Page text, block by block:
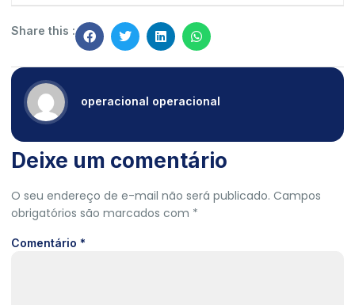
Share this :
operacional operacional
Deixe um comentário
O seu endereço de e-mail não será publicado. Campos
obrigatórios são marcados com *
Comentário *